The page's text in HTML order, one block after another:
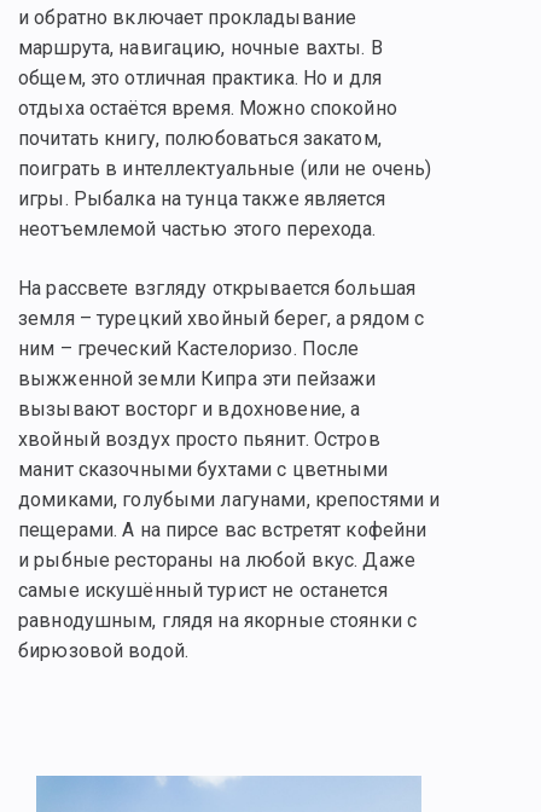
и обратно включает прокладывание
маршрута, навигацию, ночные вахты. В
общем, это отличная практика. Но и для
отдыха остаётся время. Можно спокойно
почитать книгу, полюбоваться закатом,
поиграть в интеллектуальные (или не очень)
игры. Рыбалка на тунца также является
неотъемлемой частью этого перехода.
На рассвете взгляду открывается большая
земля – турецкий хвойный берег, а рядом с
ним – греческий Кастелоризо. После
выжженной земли Кипра эти пейзажи
вызывают восторг и вдохновение, а
хвойный воздух просто пьянит. Остров
манит сказочными бухтами с цветными
домиками, голубыми лагунами, крепостями и
пещерами. А на пирсе вас встретят кофейни
и рыбные рестораны на любой вкус. Даже
самые искушённый турист не останется
равнодушным, глядя на якорные стоянки с
бирюзовой водой.